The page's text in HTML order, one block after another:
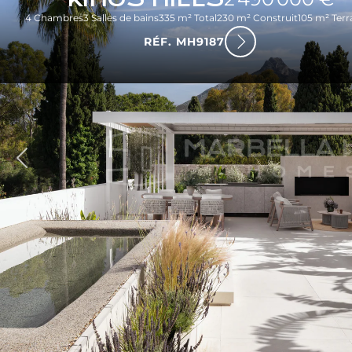
4 Chambres3 Salles de bains335 m² Total230 m² Construit105 m²
RÉF. MH9187